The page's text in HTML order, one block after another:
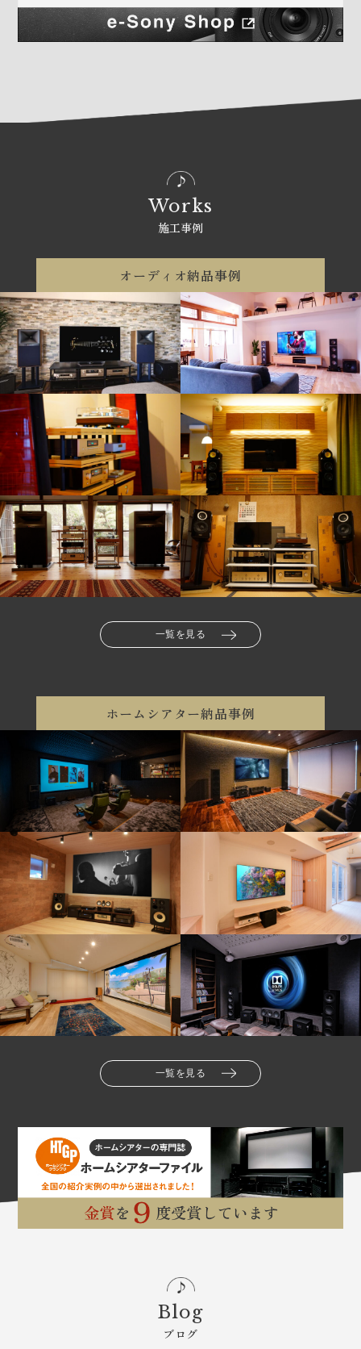
Works
施工事例
オーディオ納品事例
一覧を見る
ホームシアター納品事例
一覧を見る
Blog
ブログ